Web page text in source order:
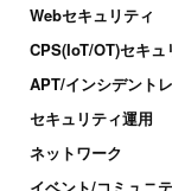
Webセキュリティ
CPS(IoT/OT)セキュ
APT/インシデント
セキュリティ運用
ネットワーク